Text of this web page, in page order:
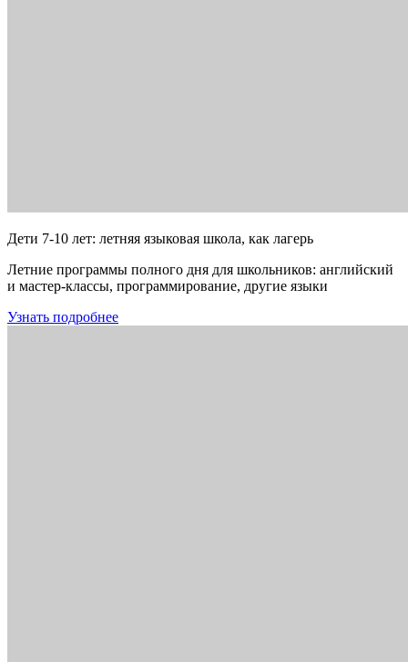
Дети 7-10 лет: летняя языковая школа, как лагерь
Летние программы полного дня для школьников: английский
и мастер-классы, программирование, другие языки
Узнать подробнее